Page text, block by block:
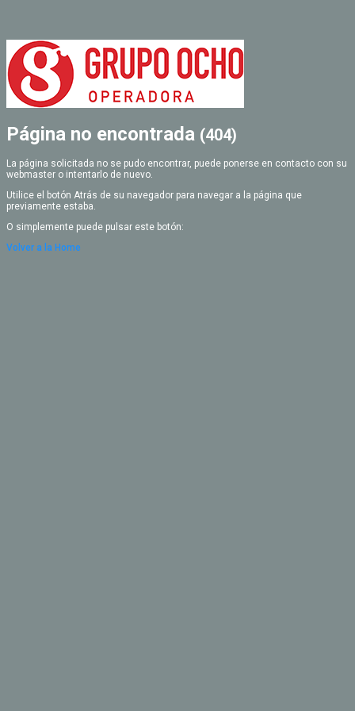
Página no encontrada (404)
La página solicitada no se pudo encontrar, puede ponerse en contacto con su
webmaster o intentarlo de nuevo.
Utilice el botón Atrás de su navegador para navegar a la página que
previamente estaba.
O simplemente puede pulsar este botón:
Volver a la Home